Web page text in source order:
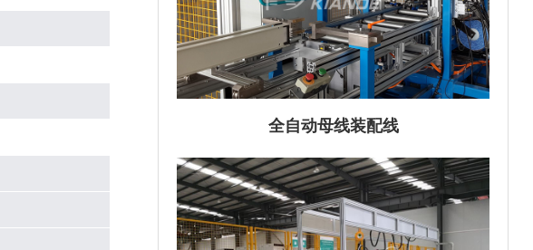
全自动母线装配线